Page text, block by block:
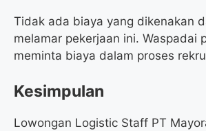
Tidak ada biaya yang dikenakan
melamar pekerjaan ini. Waspadai
meminta biaya dalam proses
Kesimpulan
Lowongan Logistic Staff PT